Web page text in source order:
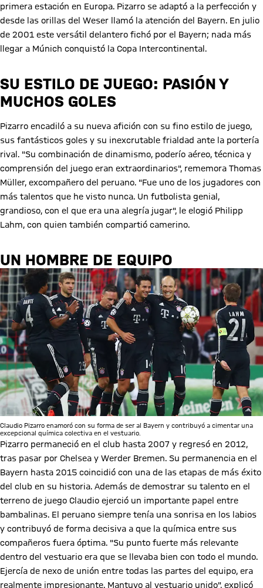
primera estación en Europa. Pizarro se adaptó a la perfección y
desde las orillas del Weser llamó la atención del Bayern. En julio
de 2001 este versátil delantero fichó por el Bayern; nada más
llegar a Múnich conquistó la Copa Intercontinental.
SU ESTILO DE JUEGO: PASIÓN Y
MUCHOS GOLES
Pizarro encadiló a su nueva afición con su fino estilo de juego,
sus fantásticos goles y su inexcrutable frialdad ante la portería
rival. "Su combinación de dinamismo, poderío aéreo, técnica y
comprensión del juego eran extraordinarios", rememora Thomas
Müller, excompañero del peruano. "Fue uno de los jugadores con
más talentos que he visto nunca. Un futbolista genial,
grandioso, con el que era una alegría jugar", le elogió Philipp
Lahm, con quien también compartió camerino.
UN HOMBRE DE EQUIPO
Claudio Pizarro enamoró con su forma de ser al Bayern y contribuyó a cimentar una
excepcional química colectiva en el vestuario.
Pizarro permaneció en el club hasta 2007 y regresó en 2012,
tras pasar por Chelsea y Werder Bremen. Su permanencia en el
Bayern hasta 2015 coincidió con una de las etapas de más éxito
del club en su historia. Además de demostrar su talento en el
terreno de juego Claudio ejerció un importante papel entre
bambalinas. El peruano siempre tenía una sonrisa en los labios
y contribuyó de forma decisiva a que la química entre sus
compañeros fuera óptima. "Su punto fuerte más relevante
dentro del vestuario era que se llevaba bien con todo el mundo.
Ejercía de nexo de unión entre todas las partes del equipo, era
realmente impresionante. Mantuvo al vestuario unido", explicó